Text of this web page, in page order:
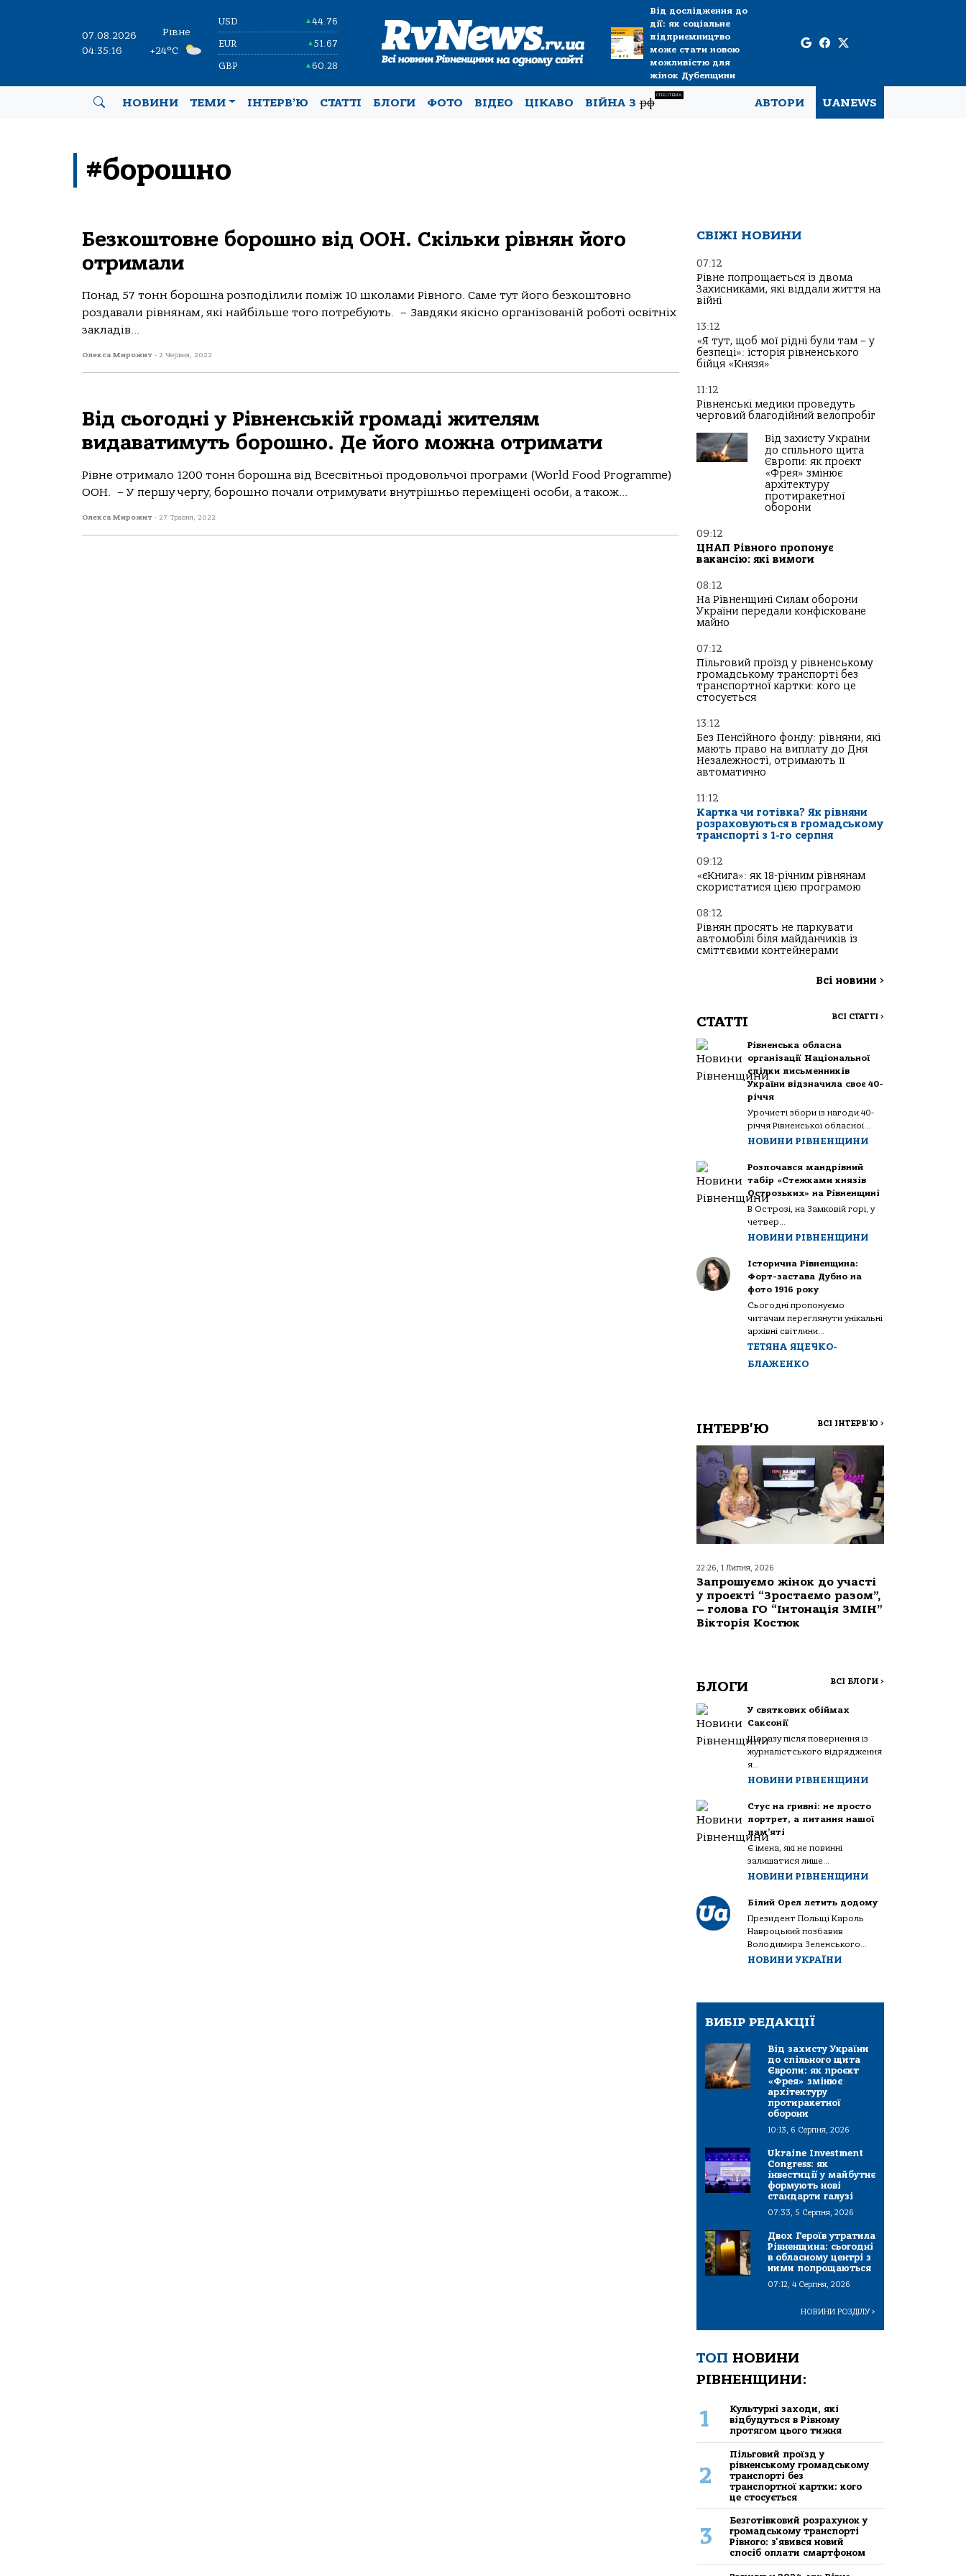
07.08.2026
04:35:16
Рівне
+24°C
USD ▲44.76
EUR ▲51.67
GBP ▲60.28
Від дослідження до
дії: як соціальне
підприємництво
може стати новою
можливістю для
жінок Дубенщини
НОВИНИ ТЕМИ ІНТЕРВ’Ю СТАТТІ БЛОГИ ФОТО ВІДЕО ЦІКАВО ВІЙНА Зрф
СПЕЦТЕМА
АВТОРИ UANEWS
#борошно
Безкоштовне борошно від ООН. Скільки рівнян його
отримали
Понад 57 тонн борошна розподілили поміж 10 школами Рівного. Саме тут його безкоштовно
роздавали рівнянам, які найбільше того потребують. – Завдяки якісно організованій роботі освітніх
закладів...
Олекса Мирожит - 2 Червня, 2022
Від сьогодні у Рівненській громаді жителям
видаватимуть борошно. Де його можна отримати
Рівне отримало 1200 тонн борошна від Всесвітньої продовольчої програми (World Food Programme)
ООН. – У першу чергу, борошно почали отримувати внутрішньо переміщені особи, а також...
Олекса Мирожит - 27 Травня, 2022
СВІЖІ НОВИНИ
07:12
Рівне попрощається із двома
Захисниками, які віддали життя на
війні
13:12
«Я тут, щоб мої рідні були там – у
безпеці»: історія рівненського
бійця «Князя»
11:12
Рівненські медики проведуть
черговий благодійний велопробіг
Від захисту України
до спільного щита
Європи: як проєкт
«Фрея» змінює
архітектуру
протиракетної
оборони
09:12
ЦНАП Рівного пропонує
вакансію: які вимоги
08:12
На Рівненщині Силам оборони
України передали конфісковане
майно
07:12
Пільговий проїзд у рівненському
громадському транспорті без
транспортної картки: кого це
стосується
13:12
Без Пенсійного фонду: рівняни, які
мають право на виплату до Дня
Незалежності, отримають її
автоматично
11:12
Картка чи готівка? Як рівняни
розраховуються в громадському
транспорті з 1-го серпня
09:12
«єКнига»: як 18-річним рівнянам
скористатися цією програмою
08:12
Рівнян просять не паркувати
автомобілі біля майданчиків із
сміттєвими контейнерами
Всі новини >
СТАТТІ ВСІ СТАТТІ >
Рівненська обласна
організації Національної
спілки письменників
України відзначила своє 40-
річчя
Урочисті збори із нагоди 40-
річчя Рівненської обласної...
НОВИНИ РІВНЕНЩИНИ
Розпочався мандрівний
табір «Стежками князів
Острозьких» на Рівненщині
В Острозі, на Замковій горі, у
четвер...
НОВИНИ РІВНЕНЩИНИ
Історична Рівненщина:
Форт-застава Дубно на
фото 1916 року
Сьогодні пропонуємо
читачам переглянути унікальні
архівні світлини...
ТЕТЯНА ЯЦЕЧКО-
БЛАЖЕНКО
ІНТЕРВ'Ю ВСІ ІНТЕРВ'Ю >
22:26, 1 Липня, 2026
Запрошуємо жінок до участі
у проєкті “Зростаємо разом”,
– голова ГО “Інтонація ЗМІН”
Вікторія Костюк
БЛОГИ ВСІ БЛОГИ >
У святкових обіймах
Саксонії
Щоразу після повернення із
журналістського відрядження
я...
НОВИНИ РІВНЕНЩИНИ
Стус на гривні: не просто
портрет, а питання нашої
пам’яті
Є імена, які не повинні
залишатися лише...
НОВИНИ РІВНЕНЩИНИ
Білий Орел летить додому
Президент Польщі Кароль
Навроцький позбавив
Володимира Зеленського...
НОВИНИ УКРАЇНИ
ВИБІР РЕДАКЦІЇ
Від захисту України
до спільного щита
Європи: як проєкт
«Фрея» змінює
архітектуру
протиракетної
оборони
10:13, 6 Серпня, 2026
Ukraine Investment
Congress: як
інвестиції у майбутнє
формують нові
стандарти галузі
07:33, 5 Серпня, 2026
Двох Героїв утратила
Рівненщина: сьогодні
в обласному центрі з
ними попрощаються
07:12, 4 Серпня, 2026
НОВИНИ РОЗДІЛУ>
ТОП НОВИНИ
РІВНЕНЩИНИ:
1
Культурні заходи, які
відбудуться в Рівному
протягом цього тижня
2
Пільговий проїзд у
рівненському громадському
транспорті без
транспортної картки: кого
це стосується
3
Безготівковий розрахунок у
громадському транспорті
Рівного: з'явився новий
спосіб оплати смартфоном